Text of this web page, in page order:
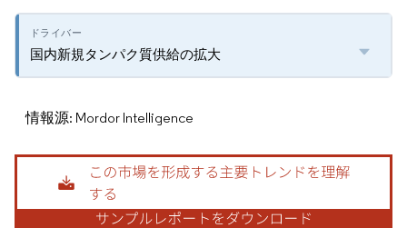
国内新規タンパク質供給の拡大
情報源: Mordor Intelligence